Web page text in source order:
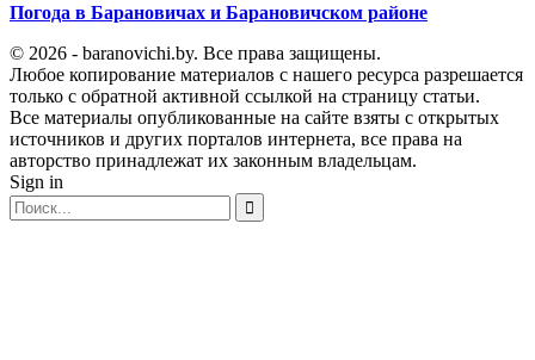
Погода в Барановичах и Барановичском районе
© 2026 - baranovichi.by. Все права защищены.
Любое копирование материалов с нашего ресурса разрешается
только с обратной активной ссылкой на страницу статьи.
Все материалы опубликованные на сайте взяты с открытых
источников и других порталов интернета, все права на
авторство принадлежат их законным владельцам.
Sign in